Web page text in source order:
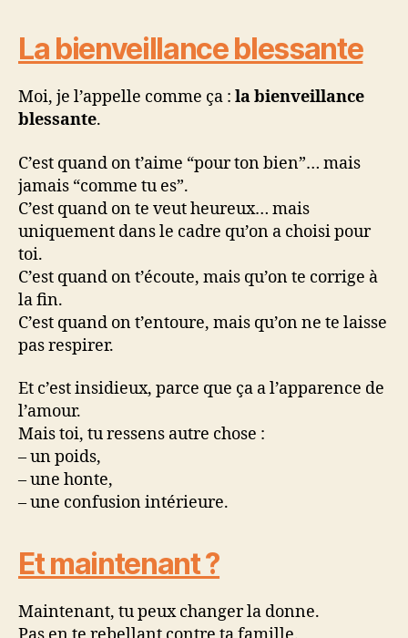
La bienveillance blessante
Moi, je l’appelle comme ça : la bienveillance
blessante.
C’est quand on t’aime “pour ton bien”… mais
jamais “comme tu es”.
C’est quand on te veut heureux… mais
uniquement dans le cadre qu’on a choisi pour
toi.
C’est quand on t’écoute, mais qu’on te corrige à
la fin.
C’est quand on t’entoure, mais qu’on ne te laisse
pas respirer.
Et c’est insidieux, parce que ça a l’apparence de
l’amour.
Mais toi, tu ressens autre chose :
– un poids,
– une honte,
– une confusion intérieure.
Et maintenant ?
Maintenant, tu peux changer la donne.